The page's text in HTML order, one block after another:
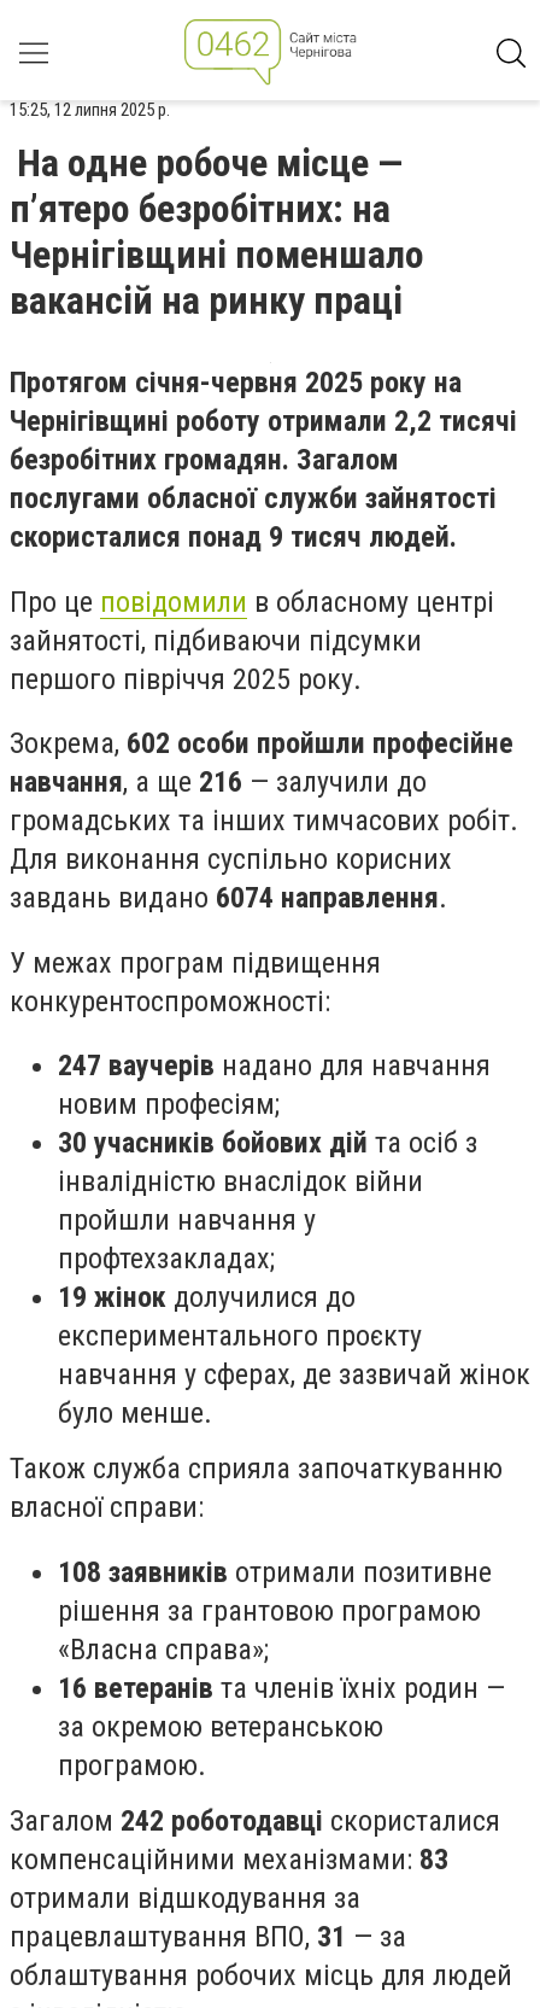
15:25, 12 липня 2025 р.
На одне робоче місце —
п’ятеро безробітних: на
Чернігівщині поменшало
вакансій на ринку праці
Протягом січня-червня 2025 року на
Чернігівщині роботу отримали 2,2 тисячі
безробітних громадян. Загалом
послугами обласної служби зайнятості
скористалися понад 9 тисяч людей.
Про це повідомили в обласному центрі
зайнятості, підбиваючи підсумки
першого півріччя 2025 року.
Зокрема, 602 особи пройшли професійне
навчання, а ще 216 — залучили до
громадських та інших тимчасових робіт.
Для виконання суспільно корисних
завдань видано 6074 направлення.
У межах програм підвищення
конкурентоспроможності:
247 ваучерів надано для навчання
новим професіям;
30 учасників бойових дій та осіб з
інвалідністю внаслідок війни
пройшли навчання у
профтехзакладах;
19 жінок долучилися до
експериментального проєкту
навчання у сферах, де зазвичай жінок
було менше.
Також служба сприяла започаткуванню
власної справи:
108 заявників отримали позитивне
рішення за грантовою програмою
«Власна справа»;
16 ветеранів та членів їхніх родин —
за окремою ветеранською
програмою.
Загалом 242 роботодавці скористалися
компенсаційними механізмами: 83
отримали відшкодування за
працевлаштування ВПО, 31 — за
облаштування робочих місць для людей